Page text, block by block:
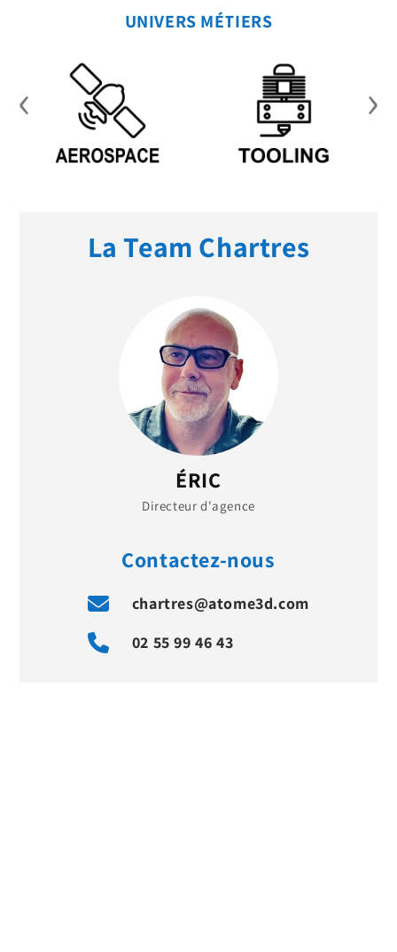
UNIVERS MÉTIERS
‹ ›
La Team Chartres
ÉRIC
Directeur d'agence
Contactez-nous
chartres@atome3d.com
02 55 99 46 43